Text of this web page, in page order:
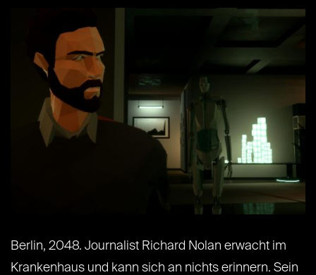
Berlin, 2048. Journalist Richard Nolan erwacht im
Krankenhaus und kann sich an nichts erinnern. Sein